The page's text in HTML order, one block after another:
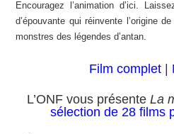
Encouragez l’animation d’ici.
d’épouvante qui réinvente l’origine
monstres des légendes d’antan.
Film complet
L’ONF vous présente La
sélection de 28 films